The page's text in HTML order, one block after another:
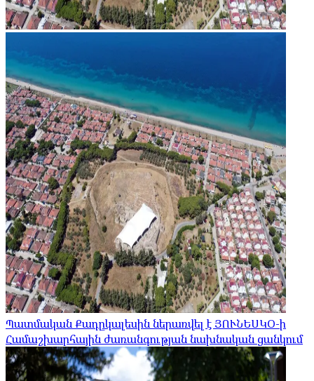
Պատմական Քադըկալեսին ներառվել է ՅՈՒՆԵՍԿՕ-ի
Համաշխարհային ժառանգության նախնական ցանկում